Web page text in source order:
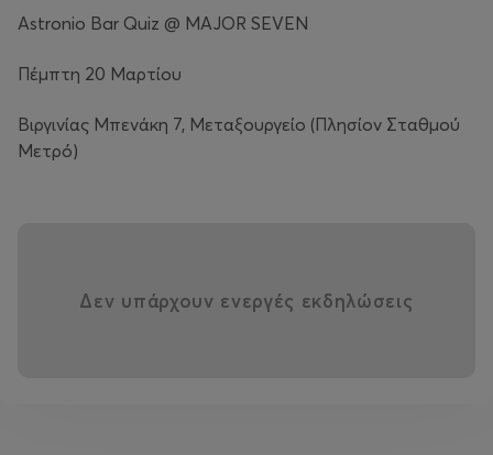
Astronio Bar Quiz @ MAJOR SEVEN
Πέμπτη 20 Μαρτίου
Βιργινίας Μπενάκη 7, Μεταξουργείο (Πλησίον Σταθμού
Μετρό)
Δεν υπάρχουν ενεργές εκδηλώσεις